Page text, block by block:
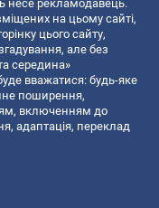
несе рекламодавець.
на цьому сайті,
цього сайту,
але без
середина»
вважатися: будь-яке
поширення,
включенням до
адаптація, переклад